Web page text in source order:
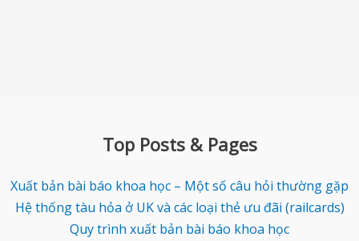
Top Posts & Pages
Xuất bản bài báo khoa học – Một số câu hỏi thường gặp
Hệ thống tàu hỏa ở UK và các loại thẻ ưu đãi (railcards)
Quy trình xuất bản bài báo khoa học